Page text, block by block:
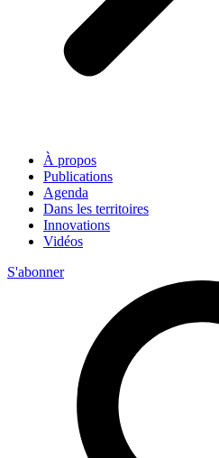
À propos
Publications
Agenda
Dans les territoires
Innovations
Vidéos
S'abonner